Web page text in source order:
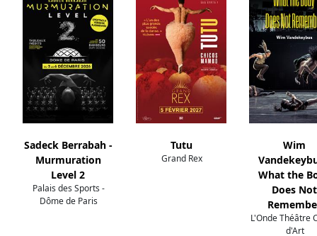
Sadeck Berrabah -
Murmuration
Level 2
Palais des Sports -
Dôme de Paris
Tutu
Grand Rex
Wim
What the
Does Not
L'Onde Théâtre
d'Art